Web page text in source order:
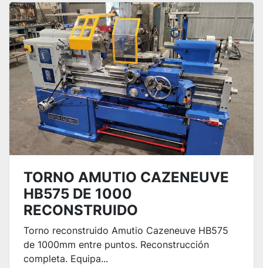
TORNO AMUTIO CAZENEUVE
HB575 DE 1000
RECONSTRUIDO
Torno reconstruido Amutio Cazeneuve HB575
de 1000mm entre puntos. Reconstrucción
completa. Equipa...